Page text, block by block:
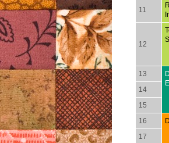
11
12
13
14
15
16
17